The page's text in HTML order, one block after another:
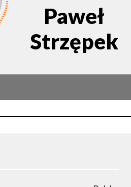
Paweł
Strzępek